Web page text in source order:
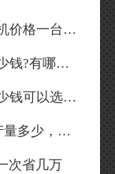
河卵石制砂亏钱？河卵石制砂机价格一台多少钱（附工作视频）
每小时10-100吨对辊制砂机多少钱?有哪些型号
大型对辊制砂机工作视频，多少钱可以选购一台？
直径800对辊式破碎机每小时产量多少，一台价格多少？
次省几万